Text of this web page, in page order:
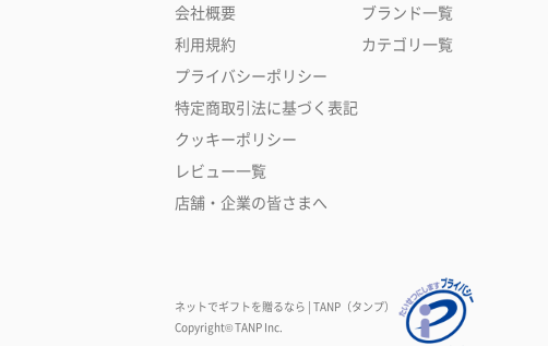
会社概要
利用規約
プライバシーポリシー
特定商取引法に基づく表記
クッキーポリシー
レビュー一覧
店舗・企業の皆さまへ
ブランド一覧
カテゴリ一覧
ネットでギフトを贈るなら | TANP（タンプ）
Copyright© TANP Inc.